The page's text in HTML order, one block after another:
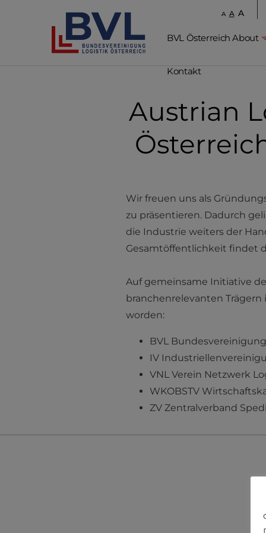
A A A
BVL Österreich About
Kontakt
Austrian
Wir freuen uns als
zu präsentieren. Dadurch
die Industrie weiters der
Gesamtöffentlichkeit findet
Auf gemeinsame Initiative
branchenrelevanten
worden:
BVL
IV
VNL Verein Netzwerk
WKOBSTV
ZV Zentralverband